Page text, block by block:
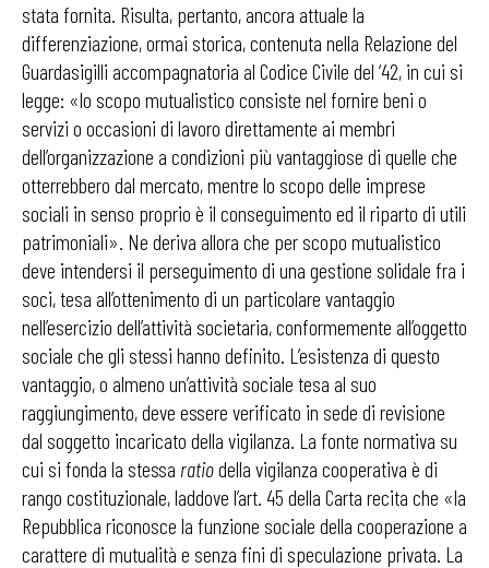
stata fornita. Risulta, pertanto, ancora attuale la
differenziazione, ormai storica, contenuta nella Relazione del
Guardasigilli accompagnatoria al Codice Civile del ‘42, in cui si
legge: «lo scopo mutualistico consiste nel fornire beni o
servizi o occasioni di lavoro direttamente ai membri
dell’organizzazione a condizioni più vantaggiose di quelle che
otterrebbero dal mercato, mentre lo scopo delle imprese
sociali in senso proprio è il conseguimento ed il riparto di utili
patrimoniali». Ne deriva allora che per scopo mutualistico
deve intendersi il perseguimento di una gestione solidale fra i
soci, tesa all’ottenimento di un particolare vantaggio
nell’esercizio dell’attività societaria, conformemente all’oggetto
sociale che gli stessi hanno definito. L’esistenza di questo
vantaggio, o almeno un’attività sociale tesa al suo
raggiungimento, deve essere verificato in sede di revisione
dal soggetto incaricato della vigilanza. La fonte normativa su
cui si fonda la stessa ratiodella vigilanza cooperativa è di
rango costituzionale, laddove l’art. 45 della Carta recita che «la
Repubblica riconosce la funzione sociale della cooperazione a
carattere di mutualità e senza fini di speculazione privata. La